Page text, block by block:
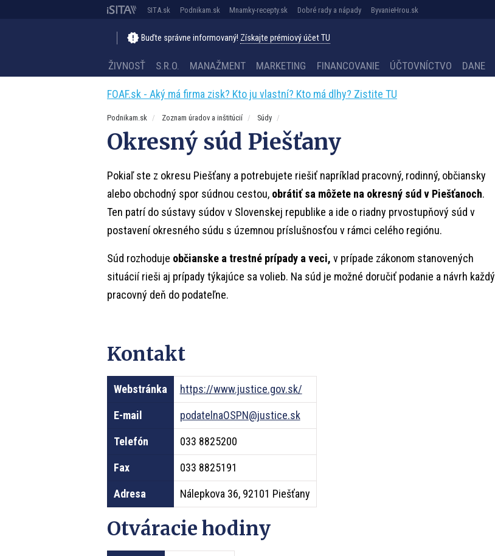
SITA.sk Podnikam.sk Mnamky-recepty.sk Dobré rady a nápady ByvanieHrou.sk
Buďte správne informovaný! Získajte prémiový účet TU
ŽIVNOSŤ S.R.O. MANAŽMENT MARKETING FINANCOVANIE ÚČTOVNÍCTVO DANE
FOAF.sk - Aký má firma zisk? Kto ju vlastní? Kto má dlhy? Zistite TU
Podnikam.sk Zoznam úradov a inštitúcií Súdy
Okresný súd Piešťany
Pokiaľ ste z okresu Piešťany a potrebujete riešiť napríklad pracovný, rodinný, občiansky
alebo obchodný spor súdnou cestou, obrátiť sa môžete na okresný súd v Piešťanoch.
Ten patrí do sústavy súdov v Slovenskej republike a ide o riadny prvostupňový súd v
postavení okresného súdu s územnou príslušnosťou v rámci celého regiónu.
Súd rozhoduje občianske a trestné prípady a veci, v prípade zákonom stanovených
situácií rieši aj prípady týkajúce sa volieb. Na súd je možné doručiť podanie a návrh každý
pracovný deň do podateľne.
Kontakt
Webstránka https://www.justice.gov.sk/
E-mail podatelnaOSPN@justice.sk
Telefón 033 8825200
Fax 033 8825191
Adresa Nálepkova 36, 92101 Piešťany
Otváracie hodiny